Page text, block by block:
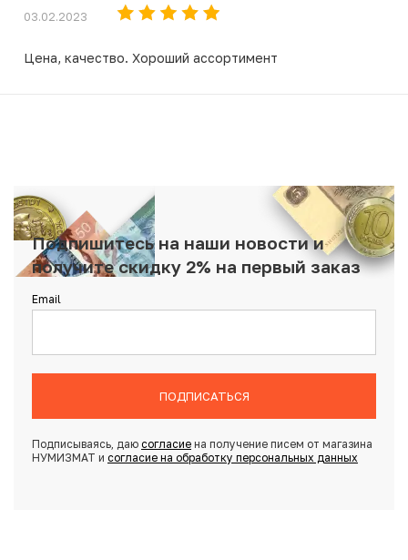
03.02.2023
Цена, качество. Хороший ассортимент
Подпишитесь на наши новости и
получите скидку 2% на первый заказ
Email
ПОДПИСАТЬСЯ
Подписываясь, даю согласиена получение писем от магазина
НУМИЗМАТ и согласие на обработку персональных данных